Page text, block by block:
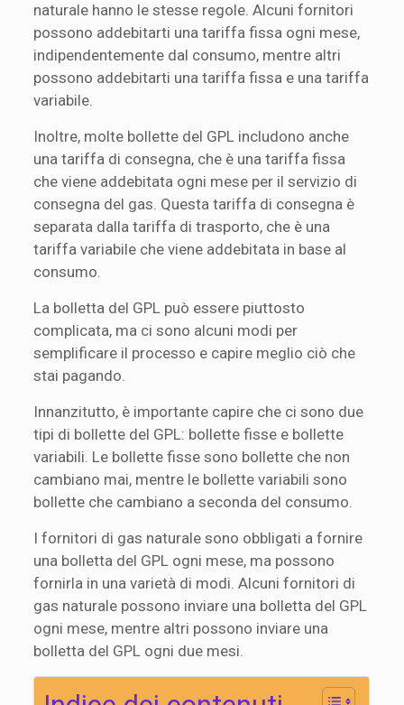
naturale hanno le stesse regole. Alcuni fornitori
possono addebitarti una tariffa fissa ogni mese,
indipendentemente dal consumo, mentre altri
possono addebitarti una tariffa fissa e una tariffa
variabile.
Inoltre, molte bollette del GPL includono anche
una tariffa di consegna, che è una tariffa fissa
che viene addebitata ogni mese per il servizio di
consegna del gas. Questa tariffa di consegna è
separata dalla tariffa di trasporto, che è una
tariffa variabile che viene addebitata in base al
consumo.
La bolletta del GPL può essere piuttosto
complicata, ma ci sono alcuni modi per
semplificare il processo e capire meglio ciò che
stai pagando.
Innanzitutto, è importante capire che ci sono due
tipi di bollette del GPL: bollette fisse e bollette
variabili. Le bollette fisse sono bollette che non
cambiano mai, mentre le bollette variabili sono
bollette che cambiano a seconda del consumo.
I fornitori di gas naturale sono obbligati a fornire
una bolletta del GPL ogni mese, ma possono
fornirla in una varietà di modi. Alcuni fornitori di
gas naturale possono inviare una bolletta del GPL
ogni mese, mentre altri possono inviare una
bolletta del GPL ogni due mesi.